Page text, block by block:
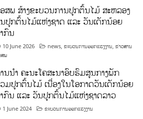
ສພ ສ້າງຂະບວນການປູກຕົ້ນໄມ້ ສະຫລອງ
ປູກຕົ້ນໄມ້ແຫ່ງຊາດ ແລະ ວັນເດັກນ້ອຍ
ກົນ
10 June 2026 news ,ຂະບວນການອອກແຮງງານ ,ຂ່າວສານ
ພ
ນນໍາ ຄະນະໂຄສະນາອົບຮົມສູນກາງພັກ
ມປູກຕົ້ນໄມ້ ເນື່ອງໃນໂອກາດວັນເດັກນ້ອຍ
ກົນ ແລະ ວັນປູກຕົ້ນໄມ້ແຫ່ງຊາດລາວ
1 June 2024 ຂະບວນການອອກແຮງງານ